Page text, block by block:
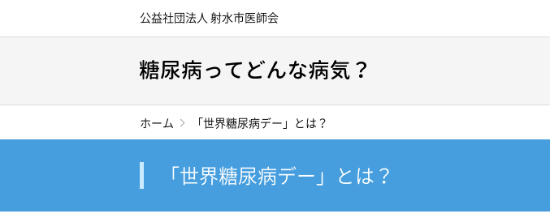
公益社団法人 射水市医師会
ホーム 「世界糖尿病デー」とは？
「世界糖尿病デー」とは？